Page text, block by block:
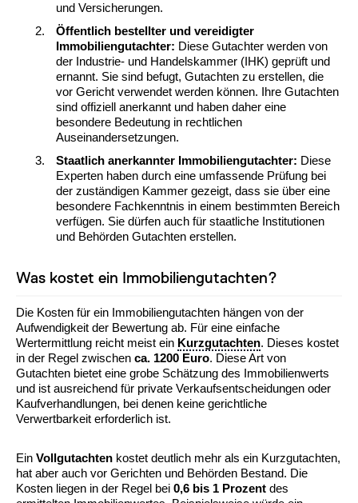
und Versicherungen.
Öffentlich bestellter und vereidigter
Immobiliengutachter: Diese Gutachter werden von
der Industrie- und Handelskammer (IHK) geprüft und
ernannt. Sie sind befugt, Gutachten zu erstellen, die
vor Gericht verwendet werden können. Ihre Gutachten
sind offiziell anerkannt und haben daher eine
besondere Bedeutung in rechtlichen
Auseinandersetzungen.
Staatlich anerkannter Immobiliengutachter: Diese
Experten haben durch eine umfassende Prüfung bei
der zuständigen Kammer gezeigt, dass sie über eine
besondere Fachkenntnis in einem bestimmten Bereich
verfügen. Sie dürfen auch für staatliche Institutionen
und Behörden Gutachten erstellen.
Was kostet ein Immobiliengutachten?
Die Kosten für ein Immobiliengutachten hängen von der
Aufwendigkeit der Bewertung ab. Für eine einfache
Wertermittlung reicht meist ein Kurzgutachten. Dieses kostet
in der Regel zwischen ca. 1200 Euro. Diese Art von
Gutachten bietet eine grobe Schätzung des Immobilienwerts
und ist ausreichend für private Verkaufsentscheidungen oder
Kaufverhandlungen, bei denen keine gerichtliche
Verwertbarkeit erforderlich ist.
Ein Vollgutachten kostet deutlich mehr als ein Kurzgutachten,
hat aber auch vor Gerichten und Behörden Bestand. Die
Kosten liegen in der Regel bei 0,6 bis 1 Prozent des